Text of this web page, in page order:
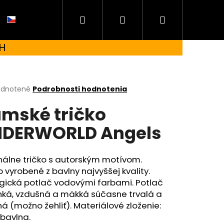
Hľadať PrihlásenieNákupný
košík
Podrobnosti hodnotenia
tričko
Angels
tričko s autorským motívom.
vyrobené z bavlny najvyššej kvality.
potlač vodovými farbami. Potlač
vzdušná a mäkká súčasne trvalá a
(možno žehliť). Materiálové zloženie:
bavlna.
FOREST